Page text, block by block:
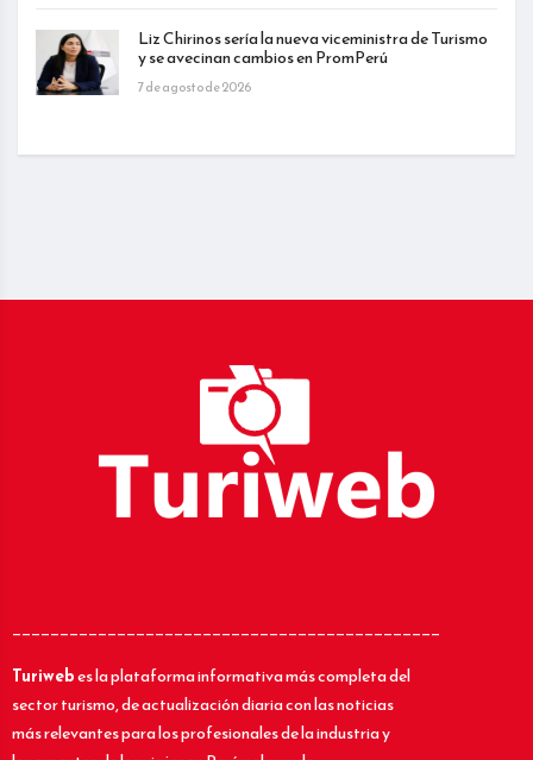
Liz Chirinos sería la nueva viceministra de Turismo
y se avecinan cambios en PromPerú
7 de agosto de 2026
_____________________________________________
Turiwebes la plataforma informativa más completa del
sector turismo, de actualización diaria con las noticias
más relevantes para los profesionales de la industria y